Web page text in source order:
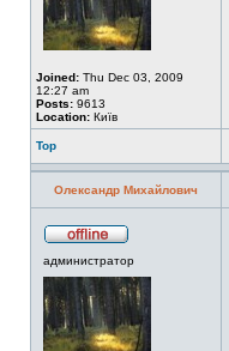
Joined: Thu Dec 03, 2009
12:27 am
Posts: 9613
Location: Київ
Top
Олександр Михайлович
администратор